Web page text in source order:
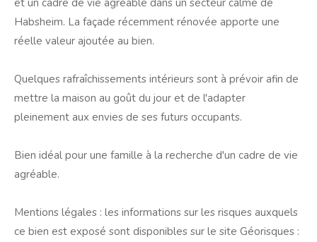
Habsheim. La façade récemment rénovée apporte une
réelle valeur ajoutée au bien.
Quelques rafraîchissements intérieurs sont à prévoir afin de
mettre la maison au goût du jour et de l'adapter
pleinement aux envies de ses futurs occupants.
Bien idéal pour une famille à la recherche d'un cadre de vie
agréable.
Mentions légales : les informations sur les risques auxquels
ce bien est exposé sont disponibles sur le site Géorisques :